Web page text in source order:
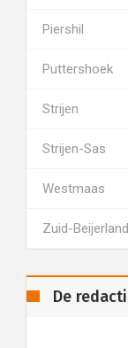
Piershil
Puttershoek
Strijen
Strijen-Sas
Westmaas
Zuid-Beijerland
De